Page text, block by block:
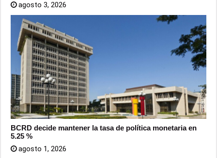
agosto 3, 2026
BCRD decide mantener la tasa de política monetaria en
5.25 %
agosto 1, 2026